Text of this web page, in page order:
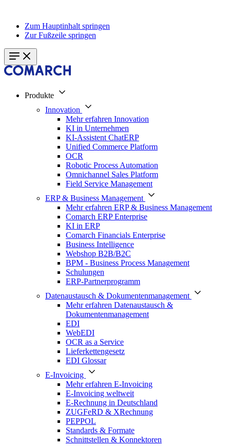
Zum Hauptinhalt springen
Zur Fußzeile springen
Produkte
Innovation
Mehr erfahren Innovation
KI in Unternehmen
KI-Assistent ChatERP
Unified Commerce Platform
OCR
Robotic Process Automation
Omnichannel Sales Platform
Field Service Management
ERP & Business Management
Mehr erfahren ERP & Business Management
Comarch ERP Enterprise
KI in ERP
Comarch Financials Enterprise
Business Intelligence
Webshop B2B/B2C
BPM - Business Process Management
Schulungen
ERP-Partnerprogramm
Datenaustausch & Dokumentenmanagement
Mehr erfahren Datenaustausch &
Dokumentenmanagement
EDI
WebEDI
OCR as a Service
Lieferkettengesetz
EDI Glossar
E-Invoicing
Mehr erfahren E-Invoicing
E-Invoicing weltweit
E-Rechnung in Deutschland
ZUGFeRD & XRechnung
PEPPOL
Standards & Formate
Schnittstellen & Konnektoren